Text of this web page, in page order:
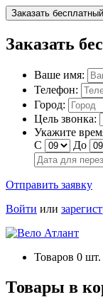
Заказать
Заказать
Ваше имя:
Телефон:
Город:
Цель звонка:
Укажите
С
До
Отправить заявку
Войти или
Товаров 0 шт.
Товары в